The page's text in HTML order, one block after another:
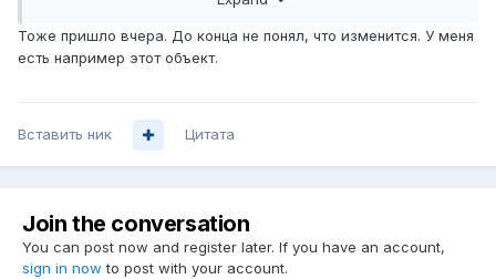
AUT-NUM objects), which the Database Working Group has
asked the RIPE NCC to implement.
attribute will be removed.
---
И ссылаютсяhttps://labs.ripe.net/Members/denis/out-of-
region-route-6-and-aut-num-objects-in-the-ripe-database
Тоже пришло вчера. До конца не понял, что изменится. У меня
есть например этот объект.
Вставить ник Цитата
Join the conversation
You can post now and register later. If you have an account,
sign in now to post with your account.